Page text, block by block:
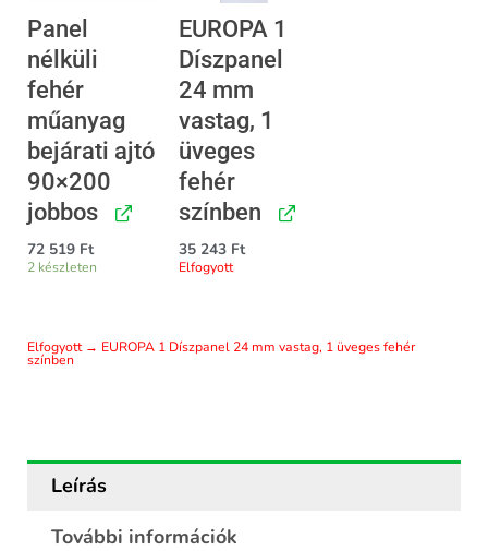
Panel
nélküli
fehér
műanyag
bejárati ajtó
90×200
jobbos
72 519 Ft
2 készleten
EUROPA 1
Díszpanel
24 mm
vastag, 1
üveges
fehér
színben
35 243 Ft
Elfogyott
Elfogyott → EUROPA 1 Díszpanel 24 mm vastag, 1 üveges fehér
színben
Leírás
További információk